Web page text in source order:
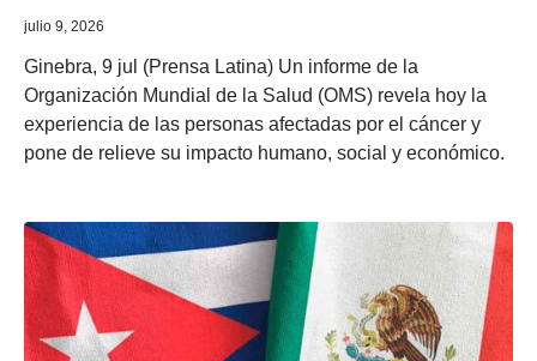
julio 9, 2026
Ginebra, 9 jul (Prensa Latina) Un informe de la
Organización Mundial de la Salud (OMS) revela hoy la
experiencia de las personas afectadas por el cáncer y
pone de relieve su impacto humano, social y económico.